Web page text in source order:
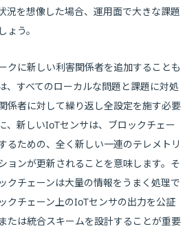
況を想像した場合、運用面で大きな課題
う。
クに新しい利害関係者を追加することも
、すべてのローカルな問題と課題に対処
係者に対して繰り返し全設定を施す必要
、新しいIoTセンサは、ブロックチェー
るための、全く新しい一連のテレメトリ
ョンが更新されることを意味します。そ
クチェーンは大量の情報をうまく処理で
クチェーン上のIoTセンサの出力を公証
たは統合スキームを設計することが重要